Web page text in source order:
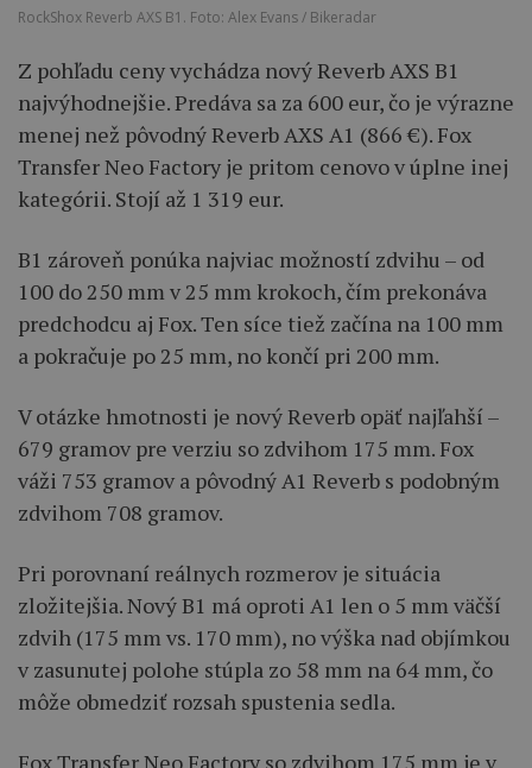
RockShox Reverb AXS B1. Foto: Alex Evans / Bikeradar
Z pohľadu ceny vychádza nový Reverb AXS B1
najvýhodnejšie. Predáva sa za 600 eur, čo je výrazne
menej než pôvodný Reverb AXS A1 (866 €). Fox
Transfer Neo Factory je pritom cenovo v úplne inej
kategórii. Stojí až 1 319 eur.
B1 zároveň ponúka najviac možností zdvihu – od
100 do 250 mm v 25 mm krokoch, čím prekonáva
predchodcu aj Fox. Ten síce tiež začína na 100 mm
a pokračuje po 25 mm, no končí pri 200 mm.
V otázke hmotnosti je nový Reverb opäť najľahší –
679 gramov pre verziu so zdvihom 175 mm. Fox
váži 753 gramov a pôvodný A1 Reverb s podobným
zdvihom 708 gramov.
Pri porovnaní reálnych rozmerov je situácia
zložitejšia. Nový B1 má oproti A1 len o 5 mm väčší
zdvih (175 mm vs. 170 mm), no výška nad objímkou
v zasunutej polohe stúpla zo 58 mm na 64 mm, čo
môže obmedziť rozsah spustenia sedla.
Fox Transfer Neo Factory so zdvihom 175 mm je v